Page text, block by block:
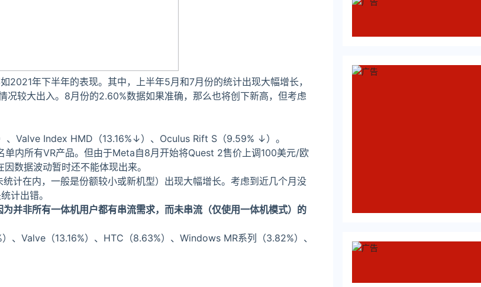
年下半年的表现。其中，上半年5月和7月份的统计出现大幅增长，
较大出入。8月份的2.60%数据如果准确，那么也将创下新高，但考虑
Valve Index HMD（13.16%↓）、Oculus Rift S（9.59% ↓）。
内所有VR产品。但由于Meta自8月开始将Quest 2售价上调100美元/欧
数据波动暂时还不能体现出来。
计在内，一般是份额较小或新机型）出现大幅增长。考虑到近几个月没
计出错。
并非所有一体机用户都有串流需求，而未串流（仅使用一体机模式）的
、Valve（13.16%）、HTC（8.63%）、Windows MR系列（3.82%）、